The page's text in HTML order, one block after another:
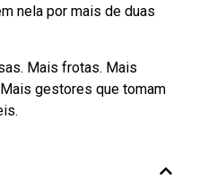
nela por mais de duas
Mais frotas. Mais
gestores que tomam